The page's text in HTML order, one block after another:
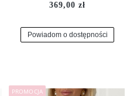
369,00 zł
Powiadom o dostępności
PROMOCJA